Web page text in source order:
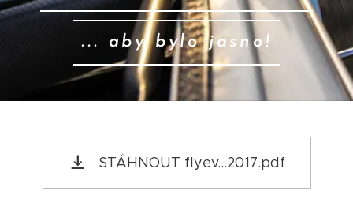
... aby bylo jasno!
STÁHNOUT flyev...2017.pdf